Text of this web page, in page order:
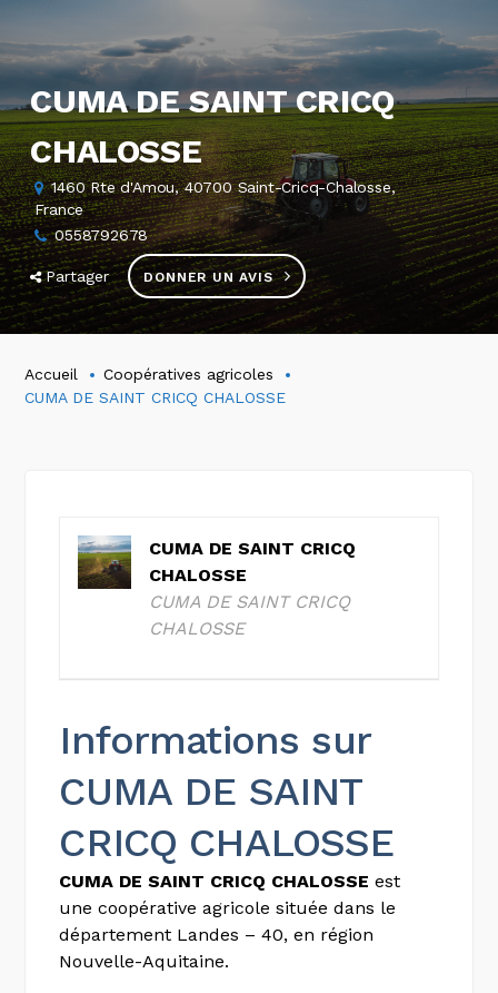
CUMA DE SAINT CRICQ
CHALOSSE
1460 Rte d'Amou, 40700 Saint-Cricq-Chalosse,
France
0558792678
Partager DONNER UN AVIS
Accueil
Coopératives agricoles
CUMA DE SAINT CRICQ CHALOSSE
CUMA DE SAINT CRICQ
CHALOSSE
CUMA DE SAINT CRICQ
CHALOSSE
Informations sur
CUMA DE SAINT
CRICQ CHALOSSE
CUMA DE SAINT CRICQ CHALOSSE est
une coopérative agricole située dans le
département Landes – 40, en région
Nouvelle-Aquitaine.